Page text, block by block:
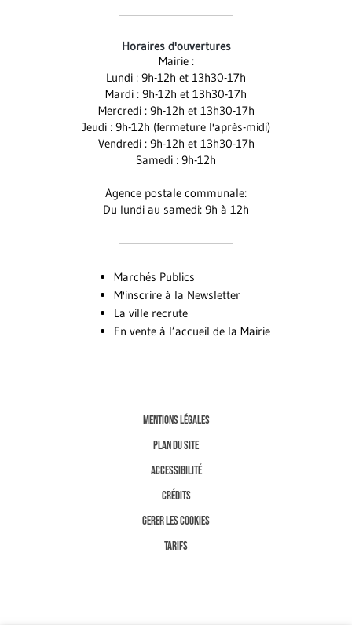
compte
Facebook
compte
Instagram
chaîne
Youtube
Horaires d'ouvertures
Mairie :
Lundi : 9h-12h et 13h30-17h
Mardi : 9h-12h et 13h30-17h
Mercredi : 9h-12h et 13h30-17h
Jeudi : 9h-12h (fermeture l'après-midi)
Vendredi : 9h-12h et 13h30-17h
Samedi : 9h-12h
Agence postale communale:
Du lundi au samedi: 9h à 12h
Marchés Publics
M'inscrire à la Newsletter
La ville recrute
En vente à l’accueil de la Mairie
MENTIONS LÉGALES
PLAN DU SITE
ACCESSIBILITÉ
CRÉDITS
GERER LES COOKIES
TARIFS